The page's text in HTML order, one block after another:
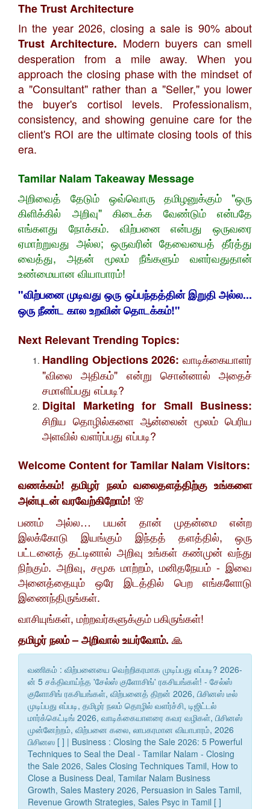
The Trust Architecture
​In the year 2026, closing a sale is 90% about
Trust Architecture. Modern buyers can smell
desperation from a mile away. When you
approach the closing phase with the mindset of
a "Consultant" rather than a "Seller," you lower
the buyer's cortisol levels. Professionalism,
consistency, and showing genuine care for the
client's ROI are the ultimate closing tools of this
era.
Tamilar Nalam Takeaway Message
​அறிவைத் தேடும் ஒவ்வொரு தமிழனுக்கும் "ஒரு
கிளிக்கில் அறிவு" கிடைக்க வேண்டும் என்பதே
எங்களது நோக்கம். விற்பனை என்பது ஒருவரை
ஏமாற்றுவது அல்ல; ஒருவரின் தேவையைத் தீர்த்து
வைத்து, அதன் மூலம் நீங்களும் வளர்வதுதான்
உண்மையான வியாபாரம்!
"விற்பனை முடிவது ஒரு ஒப்பந்தத்தின் இறுதி அல்ல...
ஒரு நீண்ட கால உறவின் தொடக்கம்!"
Next Relevant Trending Topics:
Handling Objections 2026: வாடிக்கையாளர்
"விலை அதிகம்" என்று சொன்னால் அதைச்
சமாளிப்பது எப்படி?
Digital Marketing for Small Business:
சிறிய தொழில்களை ஆன்லைன் மூலம் பெரிய
அளவில் வளர்ப்பது எப்படி?
Welcome Content for Tamilar Nalam Visitors:
வணக்கம்! தமிழர் நலம் வலைதளத்திற்கு உங்களை
அன்புடன் வரவேற்கிறோம்! 🌸
​பணம் அல்ல… பயன் தான் முதன்மை என்ற
இலக்கோடு இயங்கும் இந்தத் தளத்தில், ஒரு
பட்டனைத் தட்டினால் அறிவு உங்கள் கண்முன் வந்து
நிற்கும். அறிவு, சமூக மாற்றம், மனிதநேயம் - இவை
அனைத்தையும் ஒரே இடத்தில் பெற எங்களோடு
இணைந்திருங்கள்.
​வாசியுங்கள், மற்றவர்களுக்கும் பகிருங்கள்!
தமிழர் நலம் – அறிவால் உயர்வோம். 🙏
வணிகம் : விற்பனையை வெற்றிகரமாக முடிப்பது எப்படி? 2026-
ன் 5 சக்திவாய்ந்த 'சேல்ஸ் குளோசிங்' ரகசியங்கள்! - சேல்ஸ்
குளோசிங் ரகசியங்கள், விற்பனைத் திறன் 2026, பிசினஸ் டீல்
முடிப்பது எப்படி, தமிழர் நலம் தொழில் வளர்ச்சி, டிஜிட்டல்
மார்க்கெட்டிங் 2026, வாடிக்கையாளரை கவர வழிகள், பிசினஸ்
முன்னேற்றம், விற்பனை கலை, லாபகரமான வியாபாரம், 2026
பிசினஸ [ ] | Business : Closing the Sale 2026: 5 Powerful
Techniques to Seal the Deal - Tamilar Nalam - Closing
the Sale 2026, Sales Closing Techniques Tamil, How to
Close a Business Deal, Tamilar Nalam Business
Growth, Sales Mastery 2026, Persuasion in Sales Tamil,
Revenue Growth Strategies, Sales Psyc in Tamil [ ]